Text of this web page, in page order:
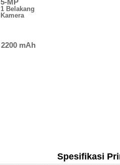
1 Belakang
Kamera
2200 mAh
Spesifikasi